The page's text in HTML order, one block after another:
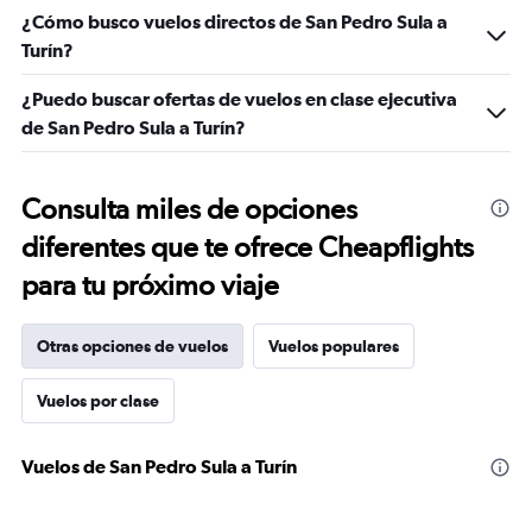
¿Cómo busco vuelos directos de San Pedro Sula a
Turín?
¿Puedo buscar ofertas de vuelos en clase ejecutiva
de San Pedro Sula a Turín?
Consulta miles de opciones
diferentes que te ofrece Cheapflights
para tu próximo viaje
Otras opciones de vuelos Vuelos populares
Vuelos por clase
Vuelos de San Pedro Sula a Turín